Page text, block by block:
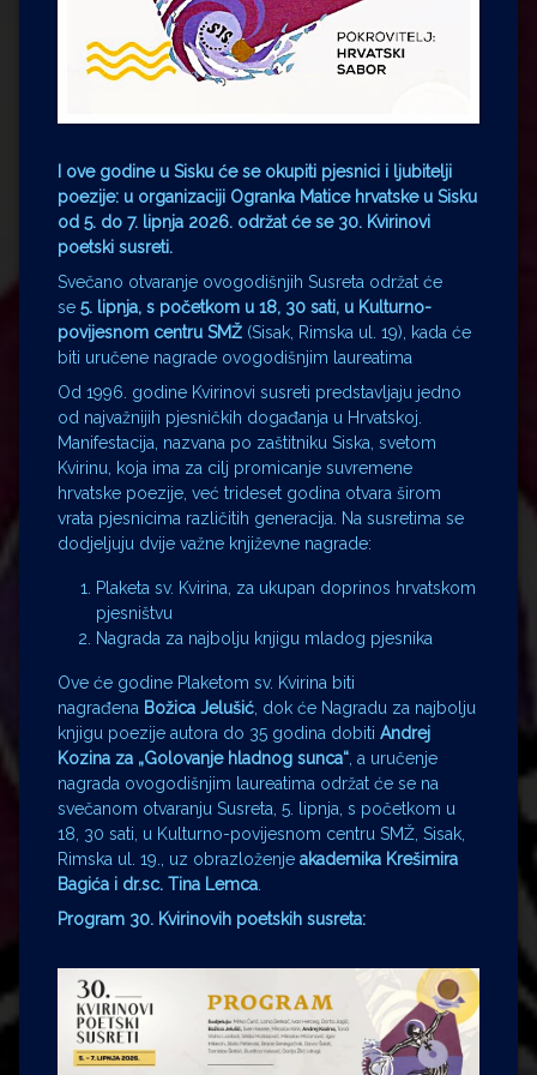
I ove godine u Sisku će se okupiti pjesnici i ljubitelji
poezije: u organizaciji Ogranka Matice hrvatske u Sisku
od 5. do 7. lipnja 2026. održat će se 30. Kvirinovi
poetski susreti.
Svečano otvaranje ovogodišnjih Susreta održat će
se 5. lipnja, s početkom u 18, 30 sati, u Kulturno-
povijesnom centru SMŽ (Sisak, Rimska ul. 19), kada će
biti uručene nagrade ovogodišnjim laureatima
Od 1996. godine Kvirinovi susreti predstavljaju jedno
od najvažnijih pjesničkih događanja u Hrvatskoj.
Manifestacija, nazvana po zaštitniku Siska, svetom
Kvirinu, koja ima za cilj promicanje suvremene
hrvatske poezije, već trideset godina otvara širom
vrata pjesnicima različitih generacija. Na susretima se
dodjeljuju dvije važne književne nagrade:
Plaketa sv. Kvirina, za ukupan doprinos hrvatskom
pjesništvu
Nagrada za najbolju knjigu mladog pjesnika
Ove će godine Plaketom sv. Kvirina biti
nagrađena Božica Jelušić, dok će Nagradu za najbolju
knjigu poezije autora do 35 godina dobiti Andrej
Kozina za „Golovanje hladnog sunca“, a uručenje
nagrada ovogodišnjim laureatima održat će se na
svečanom otvaranju Susreta, 5. lipnja, s početkom u
18, 30 sati, u Kulturno-povijesnom centru SMŽ, Sisak,
Rimska ul. 19., uz obrazloženje akademika Krešimira
Bagića i dr.sc. Tina Lemca.
Program 30. Kvirinovih poetskih susreta: